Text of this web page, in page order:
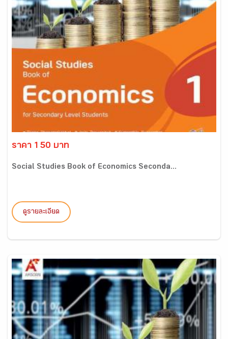
ราคา 150 บาท
Social Studies Book of Economics Seconda...
ดูรายละเอียด